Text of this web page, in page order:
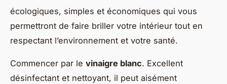
écologiques, simples et économiques qui vous
permettront de faire briller votre intérieur tout en
respectant l’environnement et votre santé.
Commencer par le vinaigre blanc. Excellent
désinfectant et nettoyant, il peut aisément